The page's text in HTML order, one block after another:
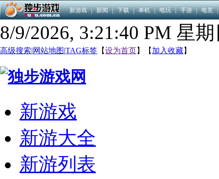
新游戏 | 新闻 | 下载 | 单机 | 电玩 | 手游 | 电竞 |
8/9/2026, 3:21:41 PM 星
高级搜索|网站地图|TAG标签 【设为首页】【 加入收藏】
新游戏
新游大全
新游列表